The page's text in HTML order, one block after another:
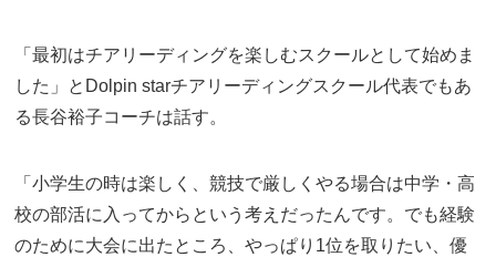
「最初はチアリーディングを楽しむスクールとして始めま
した」とDolpin starチアリーディングスクール代表でもあ
る長谷裕子コーチは話す。
「小学生の時は楽しく、競技で厳しくやる場合は中学・高
校の部活に入ってからという考えだったんです。でも経験
のために大会に出たところ、やっぱり1位を取りたい、優